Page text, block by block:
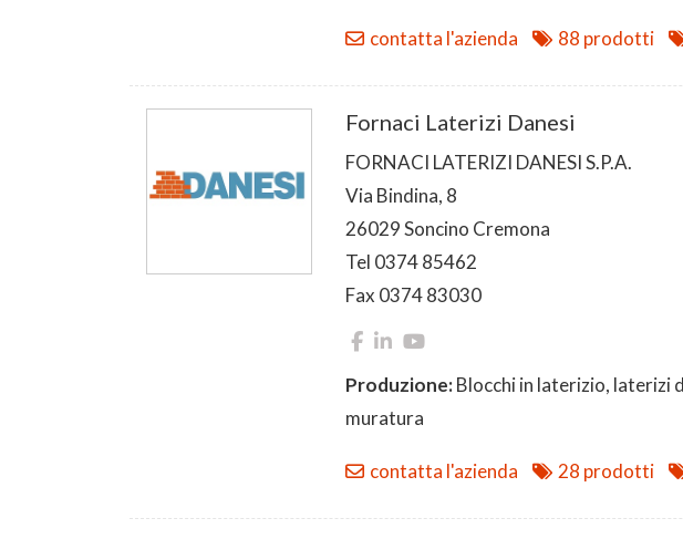
contatta l'azienda 88 prodotti
Fornaci Laterizi Danesi
FORNACI LATERIZI DANESI S.P.A.
Via Bindina, 8
26029 Soncino Cremona
Tel 0374 85462
Fax 0374 83030
Produzione:Blocchi in laterizio, laterizi
muratura
contatta l'azienda 28 prodotti